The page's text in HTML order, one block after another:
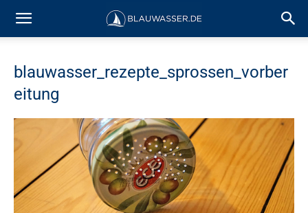
blauwasser_rezepte_sprossen_vorber
eitung